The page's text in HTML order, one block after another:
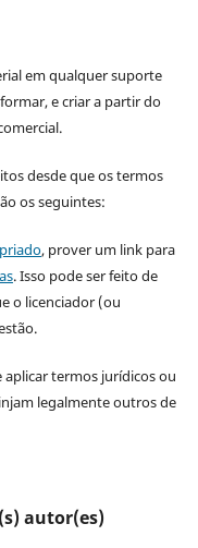
em qualquer suporte
e criar a partir do
desde que os termos
os seguintes:
, prover um link para
. Isso pode ser feito de
o licenciador (ou
aplicar termos jurídicos ou
legalmente outros de
autor(es)